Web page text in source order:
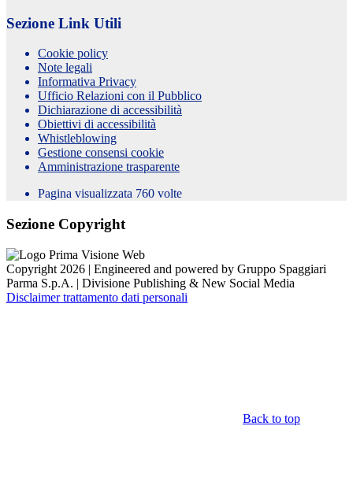
Sezione Link Utili
Cookie policy
Note legali
Informativa Privacy
Ufficio Relazioni con il Pubblico
Dichiarazione di accessibilità
Obiettivi di accessibilità
Whistleblowing
Gestione consensi cookie
Amministrazione trasparente
Pagina visualizzata 760 volte
Sezione Copyright
Copyright 2026 | Engineered and powered by Gruppo Spaggiari
Parma S.p.A. | Divisione Publishing & New Social Media
Disclaimer trattamento dati personali
Back to top